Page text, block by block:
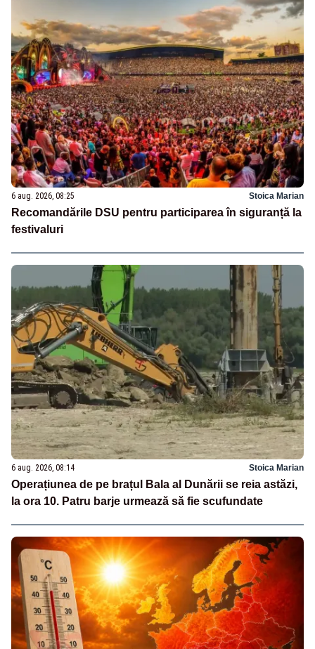
6 aug. 2026, 08:25 Stoica Marian
Recomandările DSU pentru participarea în siguranță la
festivaluri
6 aug. 2026, 08:14 Stoica Marian
Operațiunea de pe brațul Bala al Dunării se reia astăzi,
la ora 10. Patru barje urmează să fie scufundate